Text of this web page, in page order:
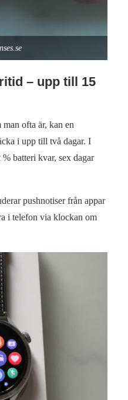
– upp till 15
ofta är, kan en
i upp till två dagar. I
batteri kvar, sex dagar
pushnotiser från appar
i telefon via klockan om